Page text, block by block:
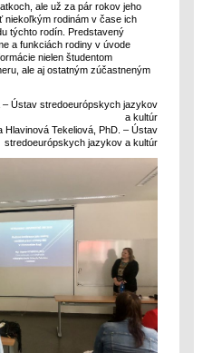
ale už za pár rokov jeho
niekoľkým rodinám v čase ich
týchto rodín. Predstavený
a funkciách rodiny v úvode
nielen študentom
ale aj ostatným zúčastneným
– Ústav stredoeurópskych jazykov
a kultúr
Hlavinová Tekeliová, PhD. – Ústav
stredoeurópskych jazykov a kultúr